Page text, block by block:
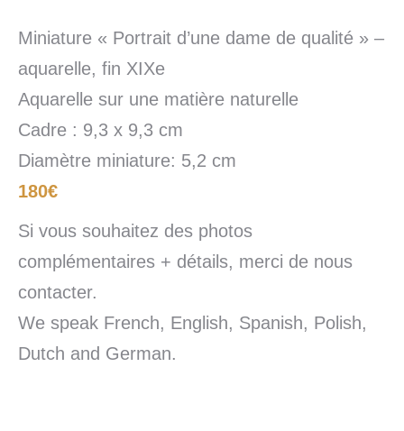
Miniature « Portrait d’une dame de qualité » –
aquarelle, fin XIXe
Aquarelle sur une matière naturelle
Cadre : 9,3 x 9,3 cm
Diamètre miniature: 5,2 cm
180€
Si vous souhaitez des photos
complémentaires + détails, merci de nous
contacter.
We speak French, English, Spanish, Polish,
Dutch and German.